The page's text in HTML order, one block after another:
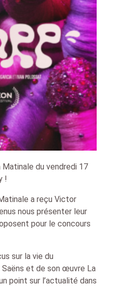
du vendredi 17
!
a reçu Victor
nous présenter leur
pour le concours
sur la vie du
et de son œuvre La
point sur l’actualité dans